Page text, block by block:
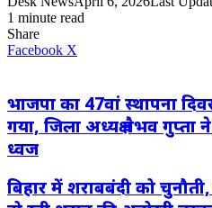
1 minute read
Share
Facebook X
भाजपा का 47वां स्थापना
गया, जिला अध्यक्ष वैभव गुप्ता
ध्वज
बिहार में शराबबंदी को